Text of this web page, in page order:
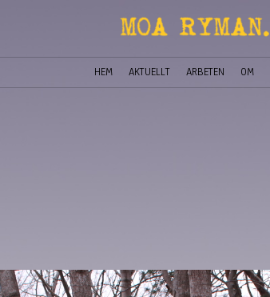
HEM AKTUELLT ARBETEN OM